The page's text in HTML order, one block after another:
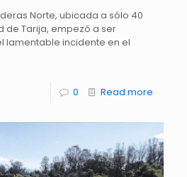
Norte, ubicada a sólo 40
de Tarija, empezó a ser
lamentable incidente en el
0 Read more